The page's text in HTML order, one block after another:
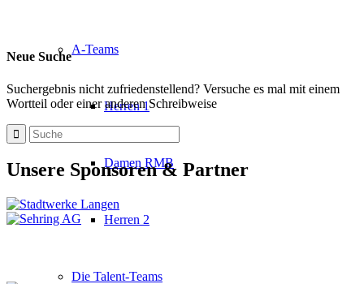
A-Teams
Herren 1
Damen RMB
Herren 2
Die Talent-Teams
Neue Suche
Suchergebnis nicht zufriedenstellend? Versuche es mal mit einem
Wortteil oder einer anderen Schreibweise
Unsere Sponsoren & Partner